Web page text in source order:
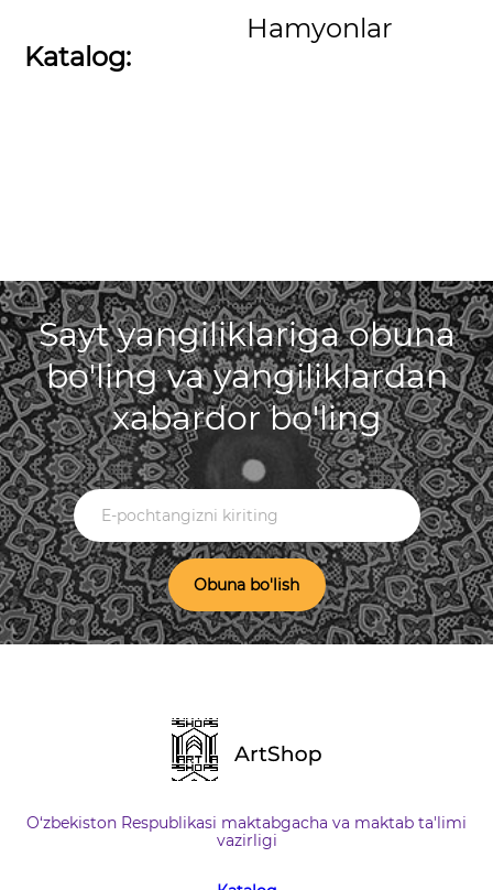
Katalog:
Hamyonlar
Sayt yangiliklariga obuna
bo'ling va yangiliklardan
xabardor bo'ling
Obuna bo'lish
O‘zbekiston Respublikasi maktabgacha va maktab ta'limi
vazirligi